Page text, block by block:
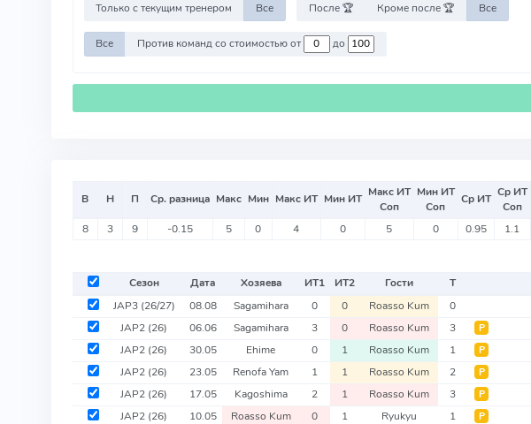
Только с текущим тренером Все После 🏆 Кроме после 🏆 Все
Все Против команд со стоимостью от до
В Н П Ср. разница Макс Мин Макс ИТ Мин ИТ Макс ИТ
Соп
Мин ИТ
Соп
Ср ИТ Ср ИТ
Соп
8 3 9 -0.15 5 0 4 0 5 0 0.95 1.1
Сезон Дата Хозяева ИТ1 ИТ2 Гости Т
JAP3 (26/27) 08.08 Sagamihara 0 0 Roasso Kum 0
JAP2 (26) 06.06 Sagamihara 3 0 Roasso Kum 3 Р
JAP2 (26) 30.05 Ehime 0 1 Roasso Kum 1 Р
JAP2 (26) 23.05 Renofa Yam 1 1 Roasso Kum 2 Р
JAP2 (26) 17.05 Kagoshima 2 1 Roasso Kum 3 Р
JAP2 (26) 10.05 Roasso Kum 0 1 Ryukyu 1 Р